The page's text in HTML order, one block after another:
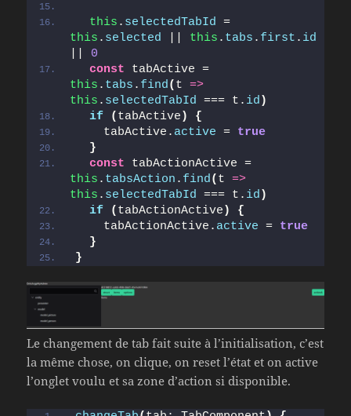
this . selectedTabId
this . selected this . tabs . first . id
0
const
this . tabs . find( t =>
this . selectedTabId === t. id )
if
( tabActive )
{
    tabActive.
active = true
}
const
this . tabsAction . find( t =>
this . selectedTabId === t. id )
if
( tabActionActive )
{
    tabActionActive.
active = true
}
}
Le changement de tab fait suite à l’initialisation, c’est
la même chose, on clique, on reset l’état et on active
l’onglet voulu et sa zone d’action si disponible.